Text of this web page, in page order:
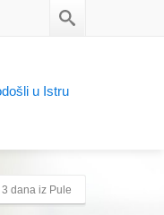
u Istru
dana iz Pule